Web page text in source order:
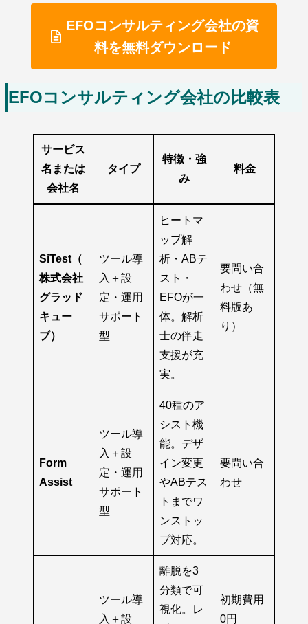
EFOコンサルティング会社の資
料を無料ダウンロード
EFOコンサルティング会社の比較表
サービス
名 または
会社名
タイプ
特徴・強
み
料金
SiTest（
株式会社
グラッド
キュー
ブ）
ツール導
入＋設
定・運用
サポート
型
ヒートマ
ップ解
析・ABテ
スト・
EFOが一
体。解析
士の伴走
支援が充
実。
要問い合
わせ（無
料版あ
り）
Form
Assist
ツール導
入＋設
定・運用
サポート
型
40種のア
シスト機
能。デザ
イン変更
やABテス
トまでワ
ンストッ
プ対応。
要問い合
わせ
ツール導
入＋設
離脱を3
分類で可
視化。レ
初期費用
0円